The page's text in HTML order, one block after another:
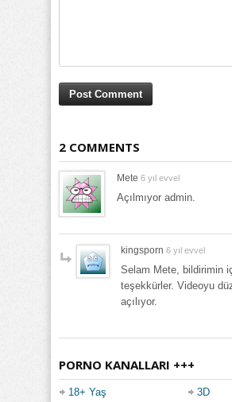
2 COMMENTS
Mete 6 yıl evvel
Açılmıyor admin.
kingsporn 6 yıl evvel
Selam Mete, bildirimin
teşekkürler. Videoyu
açılıyor.
PORNO KANALLARI +++
18+ Yaş 3D